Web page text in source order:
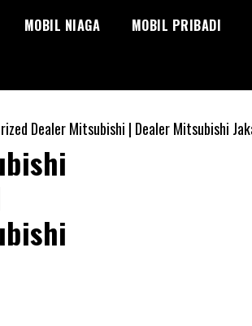
MOBIL NIAGA MOBIL PRIBADI